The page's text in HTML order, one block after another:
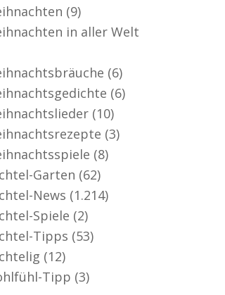
(9)
in aller Welt
(6)
(6)
(10)
(3)
(8)
Garten (62)
News (1.214)
Spiele (2)
Tipps (53)
(12)
Tipp (3)